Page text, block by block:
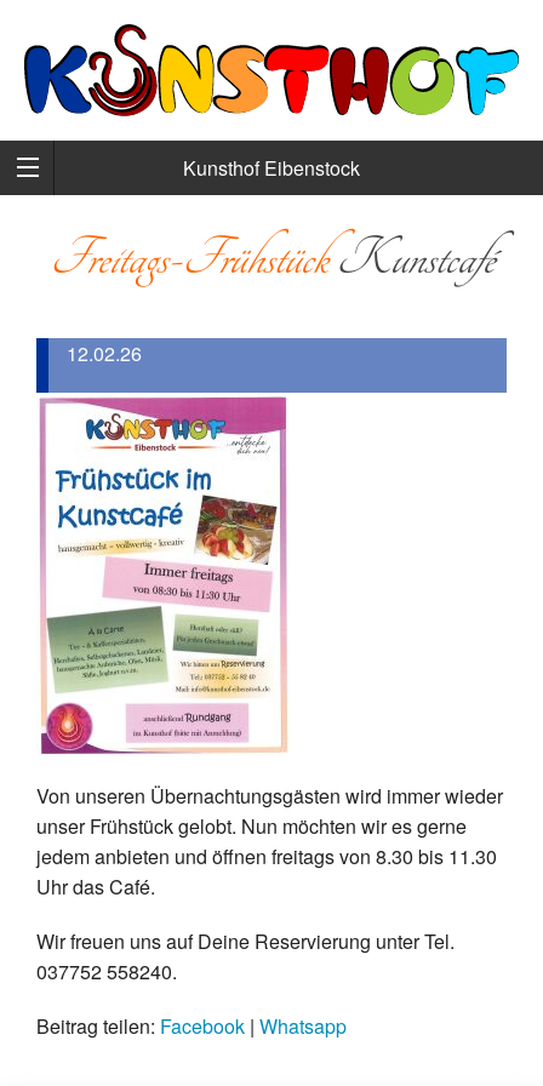
Kunsthof Eibenstock
Freitags-FrühstückKunstcafé
12.02.26
Von unseren Übernachtungsgästen wird immer wieder
unser Frühstück gelobt. Nun möchten wir es gerne
jedem anbieten und öffnen freitags von 8.30 bis 11.30
Uhr das Café.
Wir freuen uns auf Deine Reservierung unter Tel.
037752 558240.
Beitrag teilen: Facebook | Whatsapp